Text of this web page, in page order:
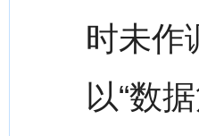
时未作
以“数